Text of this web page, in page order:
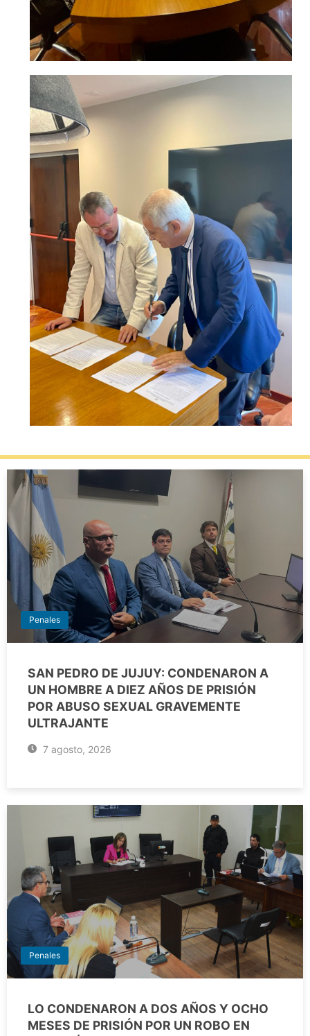
Penales
SAN PEDRO DE JUJUY: CONDENARON A
UN HOMBRE A DIEZ AÑOS DE PRISIÓN
POR ABUSO SEXUAL GRAVEMENTE
ULTRAJANTE
7 agosto, 2026
Penales
LO CONDENARON A DOS AÑOS Y OCHO
MESES DE PRISIÓN POR UN ROBO EN